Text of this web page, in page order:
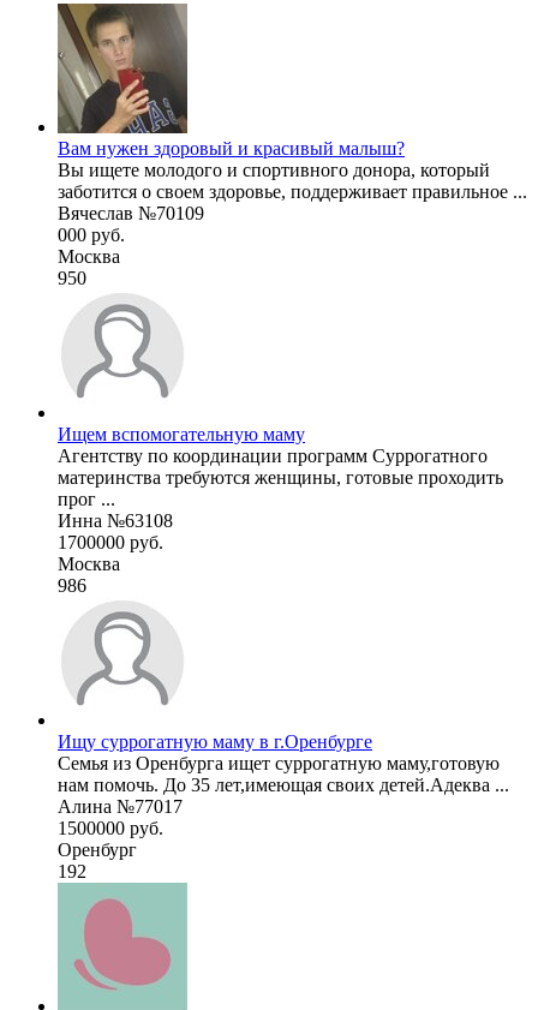
Вам нужен здоровый и красивый малыш?
Вы ищете молодого и спортивного донора, который
заботится о своем здоровье, поддерживает правильное ...
Вячеслав №70109
000 руб.
Москва
950
Ищем вспомогательную маму
Агентству по координации программ Суррогатного
материнства требуются женщины, готовые проходить
прог ...
Инна №63108
1700000 руб.
Москва
986
Ищу суррогатную маму в г.Оренбурге
Семья из Оренбурга ищет суррогатную маму,готовую
нам помочь. До 35 лет,имеющая своих детей.Адеква ...
Алина №77017
1500000 руб.
Оренбург
192